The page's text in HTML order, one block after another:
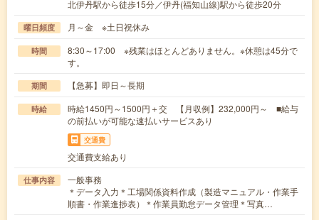
北伊丹駅から徒歩15分／伊丹(福知山線)駅から徒歩20分
曜日頻度 月～金 ※土日祝休み
時間
8:30～17:00 ※残業はほとんどありません。※休憩は45分で
す。
期間 【急募】即日～長期
時給
時給1450円～1500円＋交 【月収例】232,000円～ ■給与
の前払いが可能な速払いサービスあり
交通費
交通費支給あり
仕事内容
一般事務
＊データ入力＊工場関係資料作成（製造マニュアル・作業手
順書・作業進捗表）＊作業員勤怠データ管理＊写真…